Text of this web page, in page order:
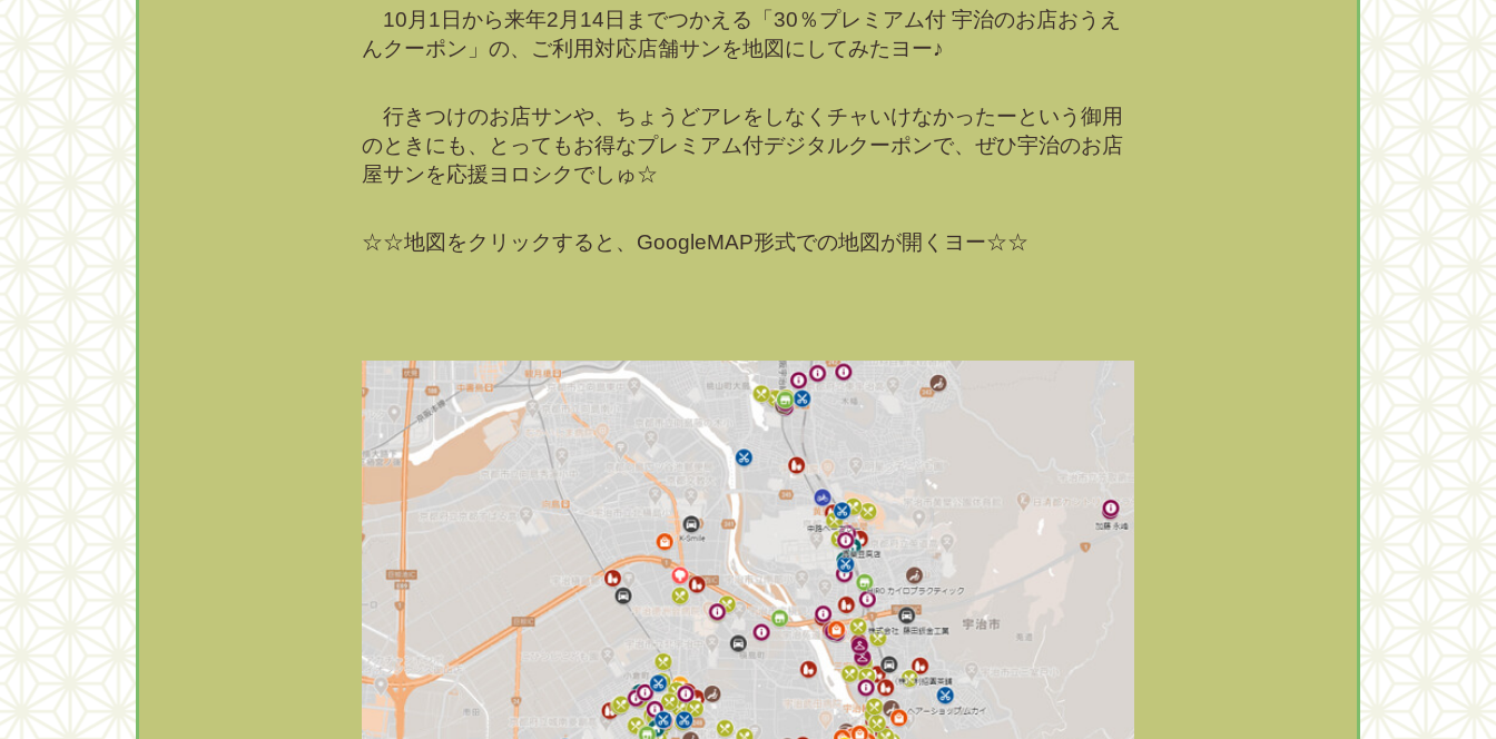
10月1日から来年2月14日までつかえる「30％プレミアム付 宇治のお店おうえ
んクーポン」の、ご利用対応店舗サンを地図にしてみたヨー♪
行きつけのお店サンや、ちょうどアレをしなくチャいけなかったーという御用
のときにも、とってもお得なプレミアム付デジタルクーポンで、ぜひ宇治のお店
屋サンを応援ヨロシクでしゅ☆
☆☆地図をクリックすると、GoogleMAP形式での地図が開くヨー☆☆